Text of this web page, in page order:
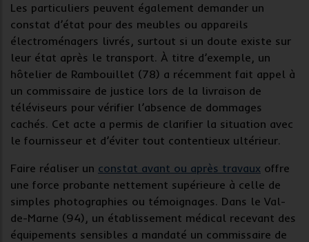
Les particuliers peuvent également demander un
constat d’état pour des meubles ou appareils
électroménagers livrés, surtout si un doute existe sur
leur état après le transport. À titre d’exemple, un
hôtelier de Rambouillet (78) a récemment fait appel à
un commissaire de justice lors de la livraison de
téléviseurs pour vérifier l’absence de dommages
cachés. Cet acte a permis de clarifier la situation avec
le fournisseur et d’éviter tout contentieux ultérieur.
Faire réaliser un constat avant ou après travaux offre
une force probante nettement supérieure à celle de
simples photographies ou témoignages. Dans le Val-
de-Marne (94), un établissement médical recevant des
équipements sensibles a mandaté un commissaire de